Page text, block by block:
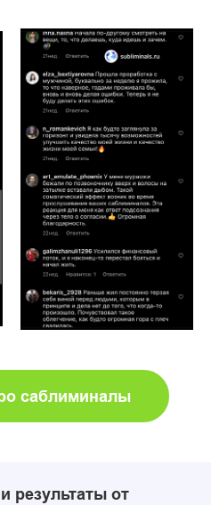
саблиминалы
результаты от